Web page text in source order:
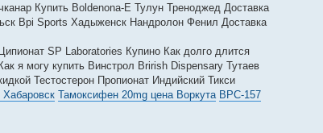
Купить Boldenona-E Тулун Треноджед Доставка
Bpi Sports Хадыженск Нандролон Фенил Доставка
SP Laboratories Купино Как долго длится
я могу купить Винстрол Brirish Dispensary Тутаев
Тестостерон Пропионат Индийский Тикси
Тамоксифен 20mg цена Воркута BPC-157